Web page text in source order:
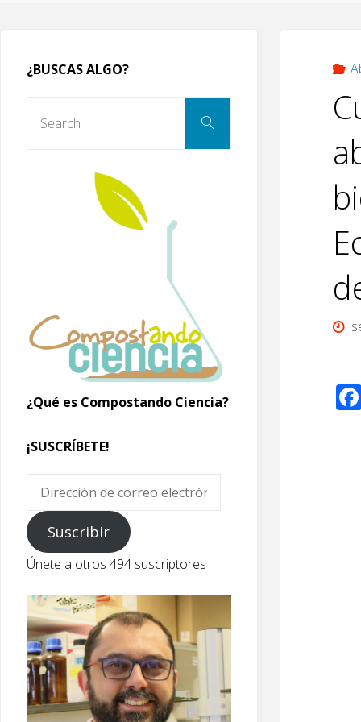
¿BUSCAS ALGO?
Search
¿Qué es Compostando Ciencia?
¡SUSCRÍBETE!
Dirección
correo
electrónico
Suscribir
Únete a otros 494 suscriptores